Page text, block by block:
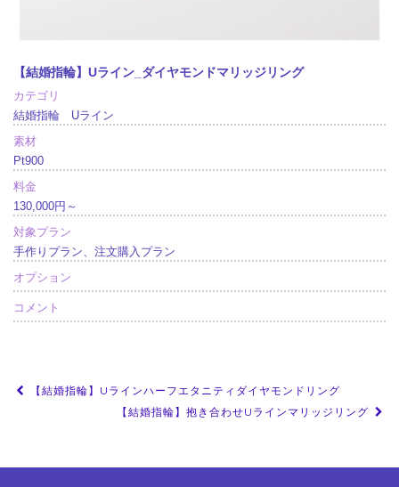
【結婚指輪】Uライン_ダイヤモンドマリッジリング
カテゴリ
結婚指輪 Uライン
素材
Pt900
料金
130,000円～
対象プラン
手作りプラン、注文購入プラン
オプション
コメント
投
ビ
【結婚指輪】Uラインハーフエタニティダイヤモンドリング
【結婚指輪】抱き合わせUラインマリッジリング